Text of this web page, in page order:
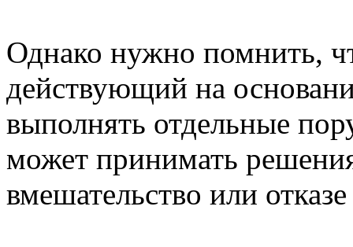
Однако нужно помнить,
действующий на
выполнять отдельные
может принимать
вмешательство или